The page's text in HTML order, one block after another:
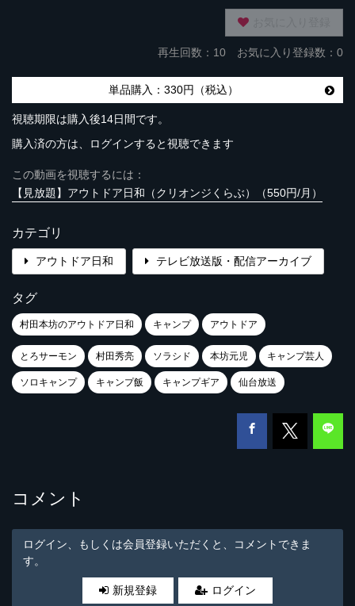
再生回数： 10 お気に入り登録数：0
単品購入：330円（税込）
視聴期限は購入後14日間です。
購入済の方は、ログインすると視聴できます
この動画を視聴するには：
【見放題】アウトドア日和（クリオンジくらぶ）（550円/月）
カテゴリ
アウトドア日和 テレビ放送版・配信アーカイブ
タグ
村田本坊のアウトドア日和 キャンプ アウトドア
とろサーモン 村田秀亮 ソラシド 本坊元児 キャンプ芸人
ソロキャンプ キャンプ飯 キャンプギア 仙台放送
コメント
ログイン、もしくは会員登録いただくと、コメントできま
す。
新規登録 ログイン